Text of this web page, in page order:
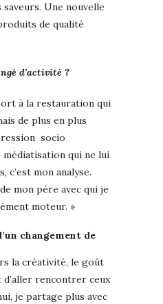
Une nouvelle
de qualité
d’activité ?
à la restauration qui
de plus en plus
socio
médiatisation qui ne lui
c’est mon analyse.
mon père avec qui je
moteur. »
changement de
la créativité, le goût
rencontrer ceux
je partage plus avec